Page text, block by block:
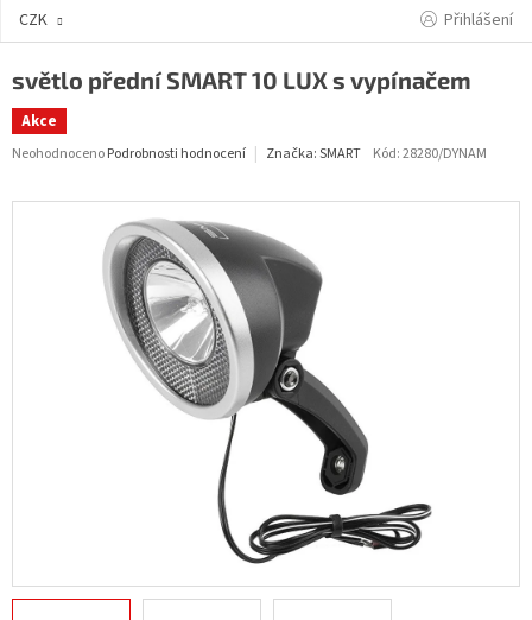
Přejít
CZK Přihlášení
světlo přední SMART 10 LUX s vypínačem
Akce
Průměrné
NeohodnocenoPodrobnosti hodnocení Značka:SMART Kód:28280/DYNAM